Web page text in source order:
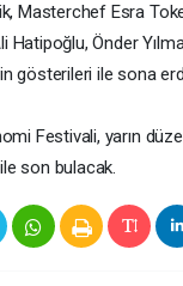
Masterchef Esra
Hatipoğlu, Önder
gösterileri ile sona
Festivali, yarın
son bulacak.